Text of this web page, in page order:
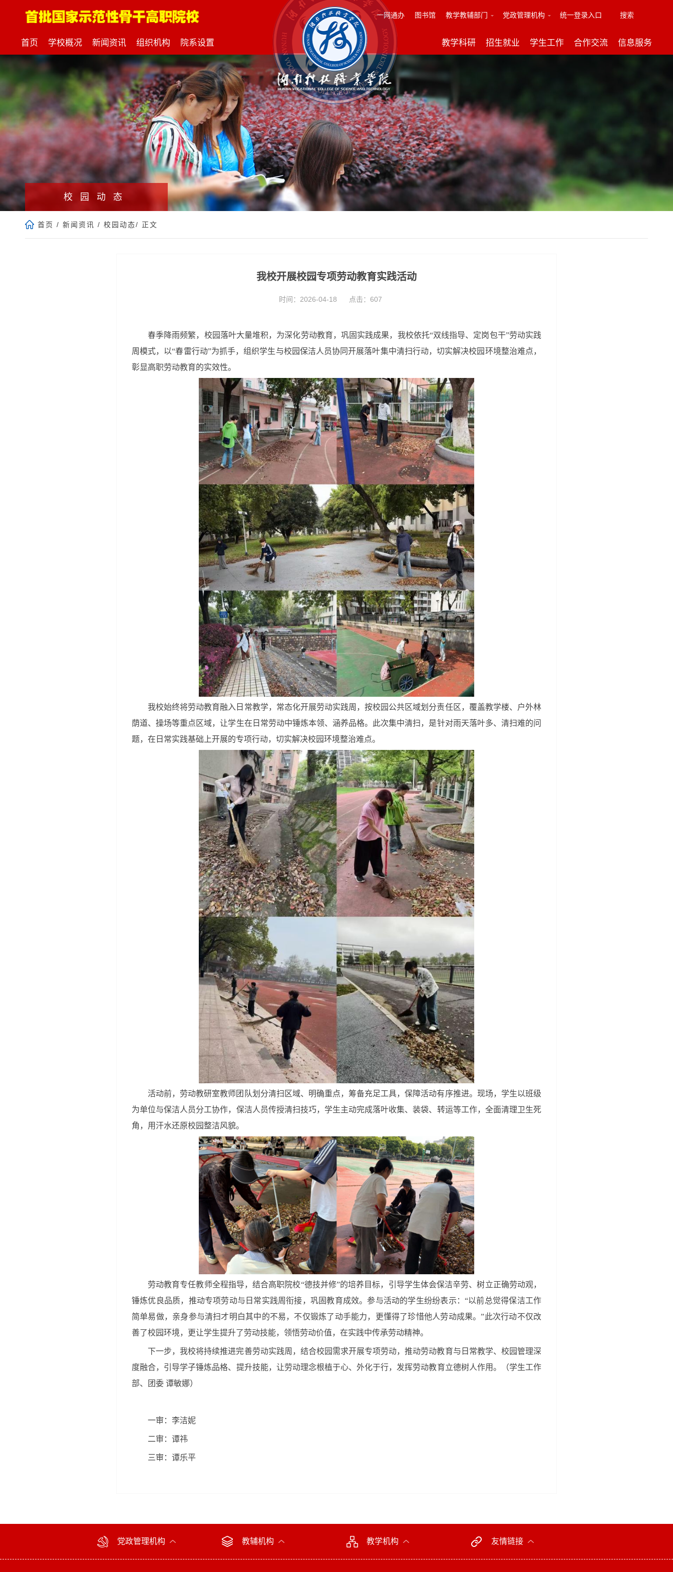
一网通办 图书馆 教学教辅部门 党政管理机构 统一登录入口 搜索
首页 学校概况 新闻资讯 组织机构 院系设置 教学科研 招生就业 学生工作 合作交流 信息服务
校园动态
首页 / 新闻资讯 / 校园动态/ 正文
我校开展校园专项劳动教育实践活动
时间：2026-04-18 点击： 607
春季降雨频繁，校园落叶大量堆积，为深化劳动教育，巩固实践成果， 我校依托“双线指导、定岗包干”劳动实践
周模式，以“春雷行动”为抓手，组织学生与校园保洁人员协同开展落叶集中清扫行动，切实解决校园环境整治难点，
彰显高职劳动教育的实效性。
我校始终将劳动教育融入日常教学，常态化开展劳动实践周，按校园公共区域划分责任区，覆盖教学楼、户外林
荫道、操场等重点区域，让学生在日常劳动中锤炼本领、涵养品格。此次集中清扫，是针对雨天落叶多、清扫难的问
题，在日常实践基础上开展的专项行动，切实解决校园环境整治难点。
活动前，劳动教研室教师团队划分清扫区域、明确重点，筹备充足工具，保障活动有序推进。现场，学生以班级
为单位与保洁人员分工协作，保洁人员传授清扫技巧，学生主动完成落叶收集、装袋、转运等工作，全面清理卫生死
角，用汗水还原校园整洁风貌。
劳动教育专任教师全程指导，结合高职院校“德技并修”的培养目标，引导学生体会保洁辛劳、树立正确劳动观，
锤炼优良品质，推动专项劳动与日常实践周衔接，巩固教育成效。参与活动的学生纷纷表示：“以前总觉得保洁工作
简单易做，亲身参与清扫才明白其中的不易，不仅锻炼了动手能力，更懂得了珍惜他人劳动成果。”此次行动不仅改
善了校园环境，更让学生提升了劳动技能，领悟劳动价值，在实践中传承劳动精神。
下一步，我校将持续推进完善劳动实践周，结合校园需求开展专项劳动，推动劳动教育与日常教学、校园管理深
度融合，引导学子锤炼品格、提升技能，让劳动理念根植于心、外化于行，发挥劳动教育立德树人作用。（学生工作
部、团委 谭敏娜）
一审：李洁妮
二审：谭祎
三审：谭乐平
党政管理机构 教辅机构 教学机构 友情链接